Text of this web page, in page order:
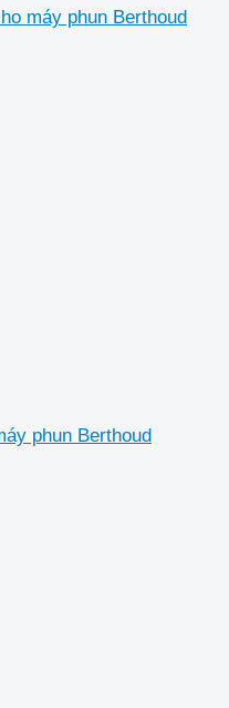
máy phun Berthoud
phun Berthoud